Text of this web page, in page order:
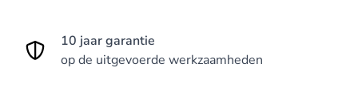
10 jaar garantie
op de uitgevoerde werkzaamheden